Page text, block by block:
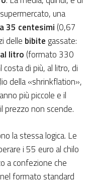
una
35 centesimi (0,67
delle bibite gassate:
litro (formato 330
di più, al litro, di
della «shrinkflation»,
più piccole e il
prezzo non scende.
la stessa logica. Le
i 55 euro al chilo
a confezione che
formato standard